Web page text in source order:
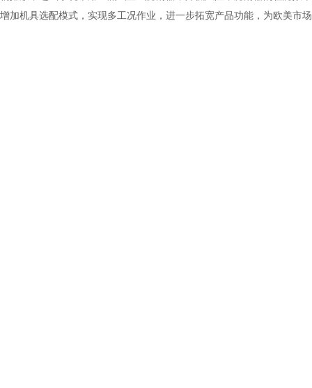
增加机具选配模式，实现多工况作业，进一步拓宽产品功能，为欧美市